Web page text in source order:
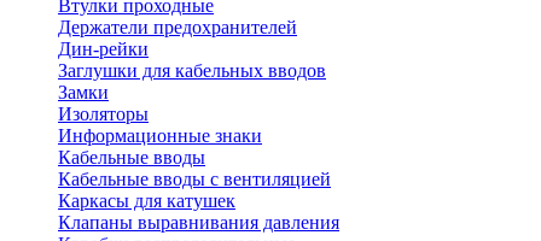
Втулки проходные
Держатели предохранителей
Дин-рейки
Заглушки для кабельных вводов
Замки
Изоляторы
Информационные знаки
Кабельные вводы
Кабельные вводы с вентиляцией
Каркасы для катушек
Клапаны выравнивания давления